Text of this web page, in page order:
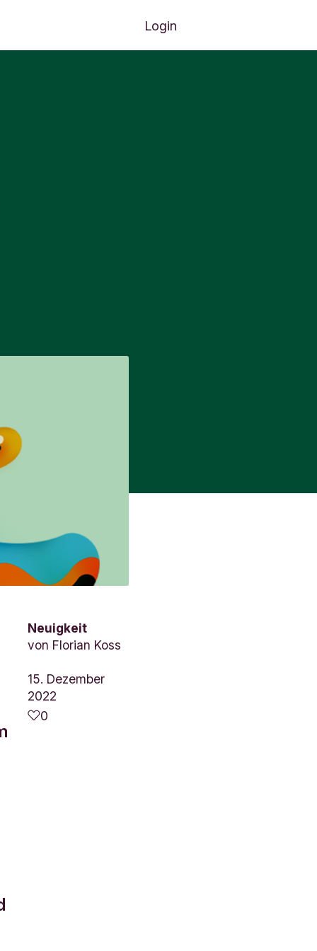
Login
Neuigkeit
von Florian Koss
15. Dezember
2022
0